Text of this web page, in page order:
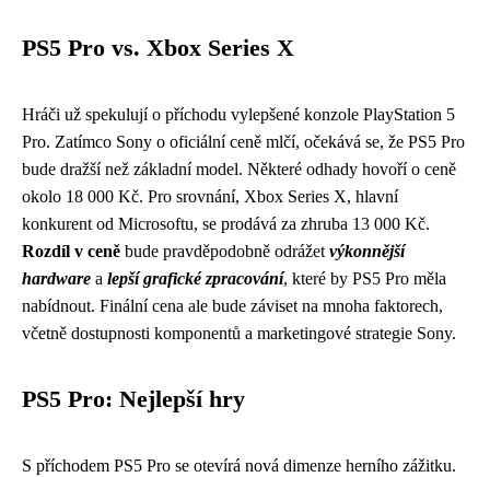
PS5 Pro vs. Xbox Series X
Hráči už spekulují o příchodu vylepšené konzole PlayStation 5
Pro. Zatímco Sony o oficiální ceně mlčí, očekává se, že PS5 Pro
bude dražší než základní model. Některé odhady hovoří o ceně
okolo 18 000 Kč. Pro srovnání, Xbox Series X, hlavní
konkurent od Microsoftu, se prodává za zhruba 13 000 Kč.
Rozdíl v ceně bude pravděpodobně odrážet výkonnější
hardware a lepší grafické zpracování, které by PS5 Pro měla
nabídnout. Finální cena ale bude záviset na mnoha faktorech,
včetně dostupnosti komponentů a marketingové strategie Sony.
PS5 Pro: Nejlepší hry
S příchodem PS5 Pro se otevírá nová dimenze herního zážitku.